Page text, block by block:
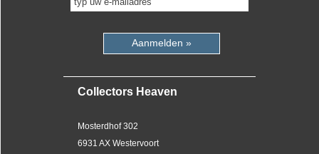
Aanmelden »
Collectors Heaven
Mosterdhof 302
6931 AX Westervoort